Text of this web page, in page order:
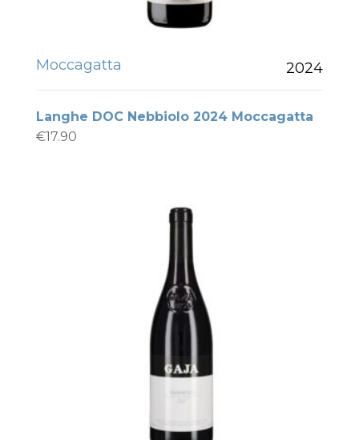
Moccagatta 2024
Langhe DOC Nebbiolo 2024 Moccagatta
€17.90